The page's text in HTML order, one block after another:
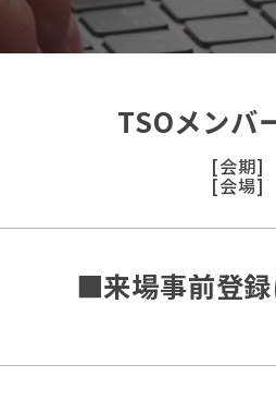
TSOメンバ
[会期]
[会場]
■来場事前登